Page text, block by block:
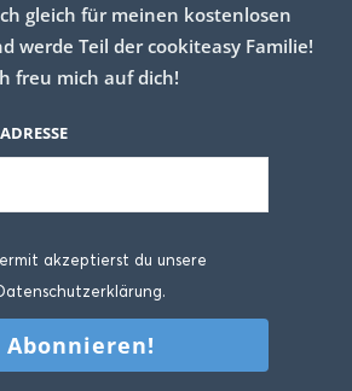
Topfenknödel mit
Apfelmus
gleich für meinen kostenlosen
werde Teil der cookiteasy Familie!
freu mich auf dich!
akzeptierst du unsere